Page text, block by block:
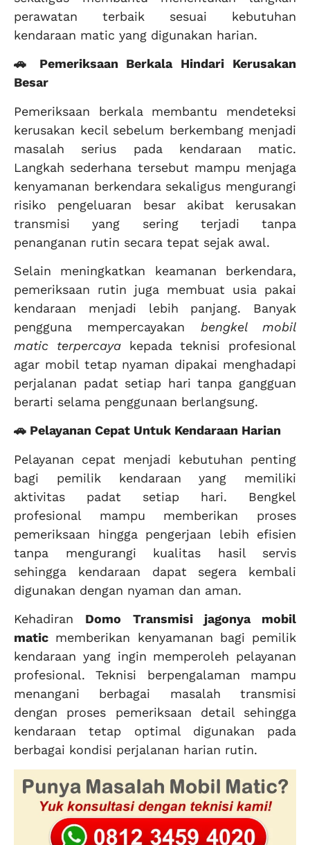
perawatan terbaik sesuai kebutuhan
kendaraan matic yang digunakan harian.
🚗 Pemeriksaan Berkala Hindari Kerusakan
Besar
Pemeriksaan berkala membantu mendeteksi
kerusakan kecil sebelum berkembang menjadi
masalah serius pada kendaraan matic.
Langkah sederhana tersebut mampu menjaga
kenyamanan berkendara sekaligus mengurangi
risiko pengeluaran besar akibat kerusakan
transmisi yang sering terjadi tanpa
penanganan rutin secara tepat sejak awal.
Selain meningkatkan keamanan berkendara,
pemeriksaan rutin juga membuat usia pakai
kendaraan menjadi lebih panjang. Banyak
pengguna mempercayakan bengkel mobil
matic terpercayakepada teknisi profesional
agar mobil tetap nyaman dipakai menghadapi
perjalanan padat setiap hari tanpa gangguan
berarti selama penggunaan berlangsung.
🚗 Pelayanan Cepat Untuk Kendaraan Harian
Pelayanan cepat menjadi kebutuhan penting
bagi pemilik kendaraan yang memiliki
aktivitas padat setiap hari. Bengkel
profesional mampu memberikan proses
pemeriksaan hingga pengerjaan lebih efisien
tanpa mengurangi kualitas hasil servis
sehingga kendaraan dapat segera kembali
digunakan dengan nyaman dan aman.
Kehadiran Domo Transmisi jagonya mobil
matic memberikan kenyamanan bagi pemilik
kendaraan yang ingin memperoleh pelayanan
profesional. Teknisi berpengalaman mampu
menangani berbagai masalah transmisi
dengan proses pemeriksaan detail sehingga
kendaraan tetap optimal digunakan pada
berbagai kondisi perjalanan harian rutin.